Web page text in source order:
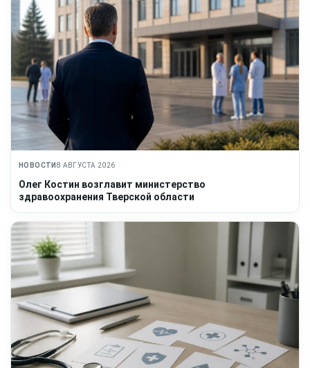
НОВОСТИ 8 АВГУСТА 2026
Олег Костин возглавит министерство
здравоохранения Тверской области